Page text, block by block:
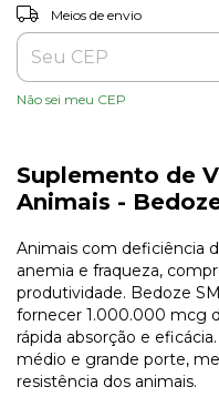
Entregas para o CEP:
Meios de envio
Não sei meu CEP
Suplemento de
Animais -
Animais com deficiência
anemia e fraqueza,
produtividade. Bedoze
fornecer 1.000.000 mcg
rápida absorção e
médio e grande porte,
resistência dos animais.